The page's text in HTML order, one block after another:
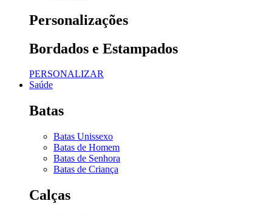
Personalizações
Bordados e Estampados
PERSONALIZAR
Saúde
Batas
Batas Unissexo
Batas de Homem
Batas de Senhora
Batas de Criança
Calças